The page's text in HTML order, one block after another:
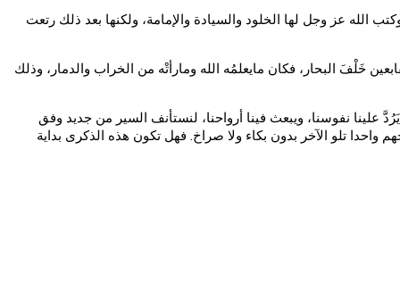
عز وجل لها الخلود والسيادة والإمامة، ولكنها بعد ذلك رتعت
خَلْفَ البحار، فكان مايعلمُه الله ومارأتْه من الخراب والدمار، وذلك
نفوسنا، ويبعث فينا أرواحنا، لنستأنف السير من جديد وفق
واحدا تلو الآخر بدون بكاء ولا صراخ. فهل تكون هذه الذكرى بداية